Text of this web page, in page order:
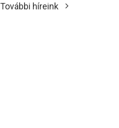
További híreink